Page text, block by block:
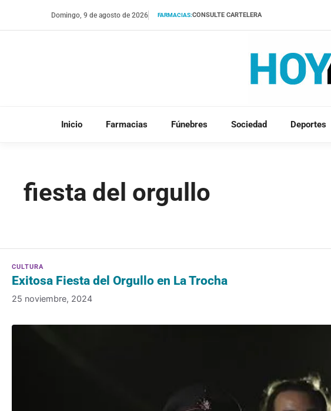
Domingo, 9 de agosto de 2026 FARMACIAS:CONSULTE CARTELERA
Inicio Farmacias Fúnebres Sociedad Deportes
fiesta del orgullo
Exitosa Fiesta del Orgullo en La Trocha
25 noviembre, 2024